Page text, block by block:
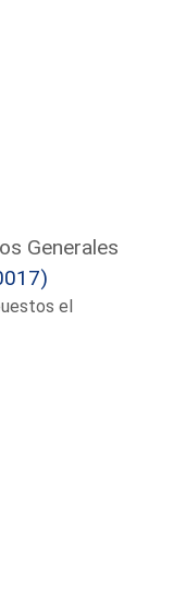
Generales
el